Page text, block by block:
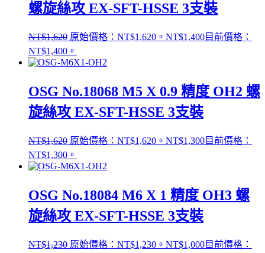
螺旋絲攻 EX-SFT-HSSE 3支裝
NT$1,620 原始價格：NT$1,620。 NT$1,400目前價格：
NT$1,400。
OSG No.18068 M5 X 0.9 精度 OH2 螺
旋絲攻 EX-SFT-HSSE 3支裝
NT$1,620 原始價格：NT$1,620。 NT$1,300目前價格：
NT$1,300。
OSG No.18084 M6 X 1 精度 OH3 螺
旋絲攻 EX-SFT-HSSE 3支裝
NT$1,230 原始價格：NT$1,230。 NT$1,000目前價格：